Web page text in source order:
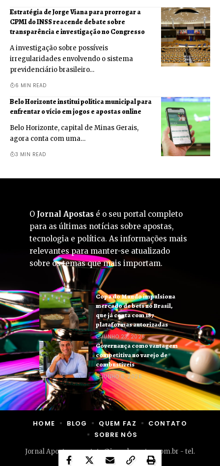
Estratégia de Jorge Viana para prorrogar a
CPMI do INSS reacende debate sobre
transparência e investigação no Congresso
A investigação sobre possíveis
irregularidades envolvendo o sistema
previdenciário brasileiro…
6 MIN READ
Belo Horizonte institui política municipal para
enfrentar o vício em jogos e apostas online
Belo Horizonte, capital de Minas Gerais,
agora conta com uma…
3 MIN READ
O Jornal Apostas é o seu portal completo
para as últimas notícias sobre apostas,
tecnologia e política. As informações mais
relevantes para manter-se atualizado
sobre os temas que mais importam.
Copa do Mundo impulsiona
mercado de bets no Brasil,
que já conta com 187
plataformas autorizadas
JUNHO 23, 2026
Governança como vantagem
competitiva no varejo de
combustíveis
JUNHO 8, 2026
Jornal Apostas -contato@jornalapostas.com.br - tel.
(11)91754-6532
HOME BLOG QUEM FAZ
CONTATO
SOBRE NÓS